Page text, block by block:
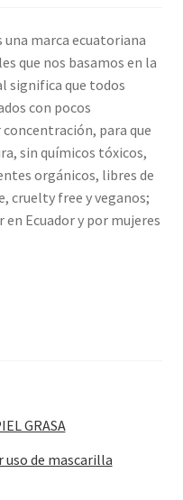
una marca ecuatoriana
que nos basamos en la
significa que todos
con pocos
para que
sin químicos tóxicos,
orgánicos, libres de
cruelty free y veganos;
Ecuador y por mujeres
GRASA
uso de mascarilla